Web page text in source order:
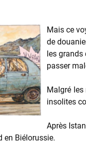
Mais ce
de
les grands
passer
Malgré
insolites
Après
en Biélorussie.